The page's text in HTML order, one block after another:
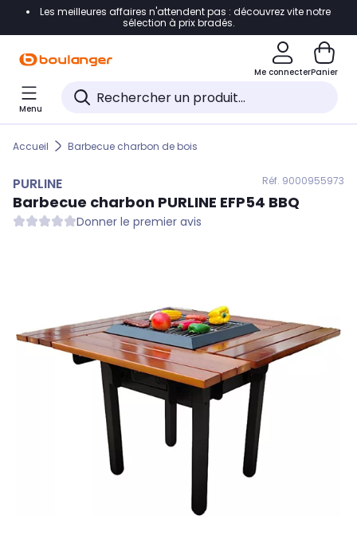
Accéder directement à la navigation
Accéder directement au pied de page
Accéder directement au chatbot
Les meilleures affaires n'attendent pas : découvrez vite notre
sélection à prix bradés.
Me connecterPanier
Menu
Accueil Barbecue charbon de bois
PURLINE Réf. 9000955973
Barbecue charbon PURLINE EFP54 BBQ
Donner le premier avis